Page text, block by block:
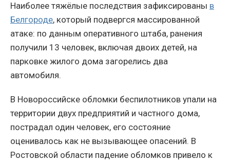
Наиболее тяжёлые последствия зафиксированы в
Белгороде, который подвергся массированной
атаке: по данным оперативного штаба, ранения
получили 13 человек, включая двоих детей, на
парковке жилого дома загорелись два
автомобиля.
В Новороссийске обломки беспилотников упали на
территории двух предприятий и частного дома,
пострадал один человек, его состояние
оценивалось как не вызывающее опасений. В
Ростовской области падение обломков привело к